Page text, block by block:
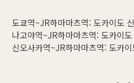
도쿄역~JR하마마츠역: 도카이도
나고야역~JR하마마츠역: 도카이
신오사카역~JR하마마츠역: 도카